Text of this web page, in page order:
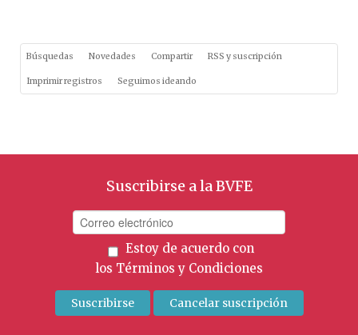
Búsquedas Novedades Compartir RSS y suscripción
Imprimir registros Seguimos ideando
Suscribirse a la BVFE
Estoy de acuerdo con
los Términos y Condiciones